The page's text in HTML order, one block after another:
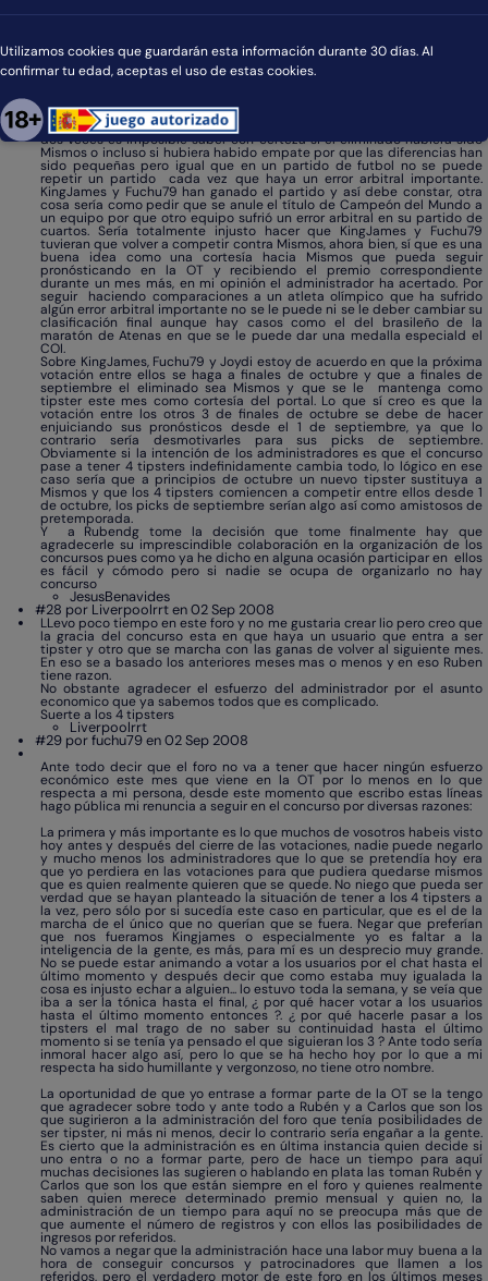
el error habría ganado el mismo equipo? igual sí, igual no, eso es
imposible saberlo. Si pasa esto en la última votación en que fui Tipster
yo no hay duda de que era totalmente inocuo por que perdí por una
por que si has tenido 25 votos y te ha sacado 3 votos el 2º clasificado
no son tan fáciles de recuperar. Si todos los usuarios hubieran votado
dos veces es imposible saber con certeza si el eliminado hubiera sido
Mismos o incluso si hubiera habido empate por que las diferencias han
sido pequeñas pero igual que en un partido de futbol no se puede
repetir un partido cada vez que haya un error arbitral importante.
KingJames y Fuchu79 han ganado el partido y así debe constar, otra
cosa sería como pedir que se anule el título de Campeón del Mundo a
un equipo por que otro equipo sufrió un error arbitral en su partido de
cuartos. Sería totalmente injusto hacer que KingJames y Fuchu79
tuvieran que volver a competir contra Mismos, ahora bien, sí que es una
buena idea como una cortesía hacia Mismos que pueda seguir
pronósticando en la OT y recibiendo el premio correspondiente
durante un mes más, en mi opinión el administrador ha acertado. Por
seguir haciendo comparaciones a un atleta olímpico que ha sufrido
algún error arbitral importante no se le puede ni se le deber cambiar su
clasificación final aunque hay casos como el del brasileño de la
maratón de Atenas en que se le puede dar una medalla especiald el
COI.
Sobre KingJames, Fuchu79 y Joydi estoy de acuerdo en que la próxima
votación entre ellos se haga a finales de octubre y que a finales de
septiembre el eliminado sea Mismos y que se le mantenga como
tipster este mes como cortesía del portal. Lo que sí creo es que la
votación entre los otros 3 de finales de octubre se debe de hacer
enjuiciando sus pronósticos desde el 1 de septiembre, ya que lo
contrario sería desmotivarles para sus picks de septiembre.
Obviamente si la intención de los administradores es que el concurso
pase a tener 4 tipsters indefinidamente cambia todo, lo lógico en ese
caso sería que a principios de octubre un nuevo tipster sustituya a
Mismos y que los 4 tipsters comiencen a competir entre ellos desde 1
de octubre, los picks de septiembre serían algo así como amistosos de
pretemporada.
Y a Rubendg tome la decisión que tome finalmente hay que
agradecerle su imprescindible colaboración en la organización de los
concursos pues como ya he dicho en alguna ocasión participar en ellos
es fácil y cómodo pero si nadie se ocupa de organizarlo no hay
concurso
JesusBenavides
#28 por Liverpoolrrt en 02 Sep 2008
LLevo poco tiempo en este foro y no me gustaria crear lio pero creo que
la gracia del concurso esta en que haya un usuario que entra a ser
tipster y otro que se marcha con las ganas de volver al siguiente mes.
En eso se a basado los anteriores meses mas o menos y en eso Ruben
tiene razon.
No obstante agradecer el esfuerzo del administrador por el asunto
economico que ya sabemos todos que es complicado.
Suerte a los 4 tipsters
Liverpoolrrt
#29 por fuchu79 en 02 Sep 2008
Ante todo decir que el foro no va a tener que hacer ningún esfuerzo
económico este mes que viene en la OT por lo menos en lo que
respecta a mi persona, desde este momento que escribo estas líneas
hago pública mi renuncia a seguir en el concurso por diversas razones:
La primera y más importante es lo que muchos de vosotros habeis visto
hoy antes y después del cierre de las votaciones, nadie puede negarlo
y mucho menos los administradores que lo que se pretendía hoy era
que yo perdiera en las votaciones para que pudiera quedarse mismos
que es quien realmente quieren que se quede. No niego que pueda ser
verdad que se hayan planteado la situación de tener a los 4 tipsters a
la vez, pero sólo por si sucedía este caso en particular, que es el de la
marcha de el único que no querían que se fuera. Negar que preferían
que nos fueramos Kingjames o especialmente yo es faltar a la
inteligencia de la gente, es más, para mí es un desprecio muy grande.
No se puede estar animando a votar a los usuarios por el chat hasta el
último momento y después decir que como estaba muy igualada la
cosa es injusto echar a alguien... lo estuvo toda la semana, y se veía que
iba a ser la tónica hasta el final, ¿ por qué hacer votar a los usuarios
hasta el último momento entonces ?. ¿ por qué hacerle pasar a los
tipsters el mal trago de no saber su continuidad hasta el último
momento si se tenía ya pensado el que siguieran los 3 ? Ante todo sería
inmoral hacer algo así, pero lo que se ha hecho hoy por lo que a mi
respecta ha sido humillante y vergonzoso, no tiene otro nombre.
La oportunidad de que yo entrase a formar parte de la OT se la tengo
que agradecer sobre todo y ante todo a Rubén y a Carlos que son los
que sugirieron a la administración del foro que tenía posibilidades de
ser tipster, ni más ni menos, decir lo contrario sería engañar a la gente.
Es cierto que la administración es en última instancia quien decide si
uno entra o no a formar parte, pero de hace un tiempo para aquí
muchas decisiones las sugieren o hablando en plata las toman Rubén y
Carlos que son los que están siempre en el foro y quienes realmente
saben quien merece determinado premio mensual y quien no, la
administración de un tiempo para aquí no se preocupa más que de
que aumente el número de registros y con ellos las posibilidades de
ingresos por referidos.
No vamos a negar que la administración hace una labor muy buena a la
hora de conseguir concursos y patrocinadores que llamen a los
referidos, pero el verdadero motor de este foro en los últimos meses
Utilizamos cookies que guardarán esta información durante 30 días. Al
confirmar tu edad, aceptas el uso de estas cookies.